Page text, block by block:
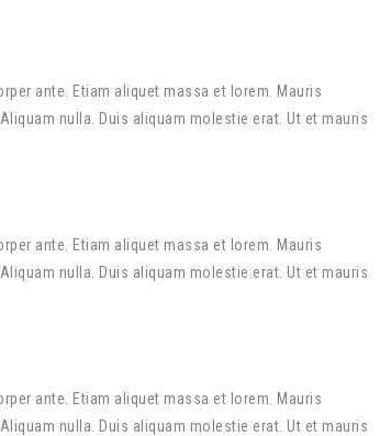
ante. Etiam aliquet massa et lorem. Mauris
nulla. Duis aliquam molestie erat. Ut et mauris
ante. Etiam aliquet massa et lorem. Mauris
nulla. Duis aliquam molestie erat. Ut et mauris
ante. Etiam aliquet massa et lorem. Mauris
nulla. Duis aliquam molestie erat. Ut et mauris